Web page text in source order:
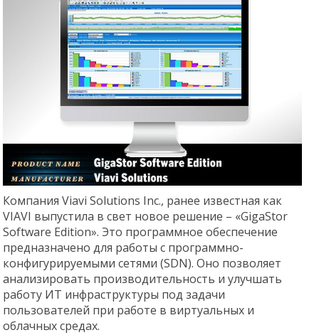
Компания Viavi Solutions Inc., ранее известная как
VIAVI выпустила в свет новое решение – «GigaStor
Software Edition». Это программное обеспечение
предназначено для работы с программно-
конфигурируемыми сетями (SDN). Оно позволяет
анализировать производительность и улучшать
работу ИТ инфраструктуры под задачи
пользователей при работе в виртуальных и
облачных средах.